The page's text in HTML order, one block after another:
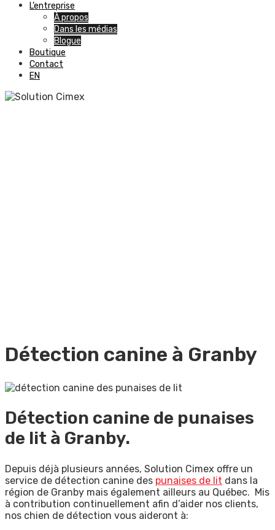
L’entreprise
À propos
Dans les médias
Blogue
Boutique
Contact
EN
Détection canine à Granby
Détection canine de punaises
de lit à Granby.
Depuis déjà plusieurs années, Solution Cimex offre un
service de détection canine des punaises de lit dans la
région de Granby mais également ailleurs au Québec. Mis
à contribution continuellement afin d’aider nos clients,
nos chien de détection vous aideront à: